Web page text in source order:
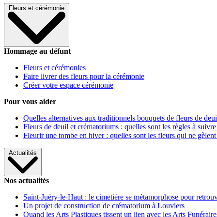
Fleurs et cérémonie
Hommage au défunt
Fleurs et cérémonies
Faire livrer des fleurs pour la cérémonie
Créer votre espace cérémonie
Pour vous aider
Quelles alternatives aux traditionnels bouquets de fleurs de
Fleurs de deuil et crématoriums : quelles sont les règles à
Fleurir une tombe en hiver : quelles sont les fleurs qui ne gèlent
Actualités
Nos actualités
Saint-Juéry-le-Haut : le cimetière se métamorphose pour
Un projet de construction de crématorium à Louviers
Quand les Arts Plastiques tissent un lien avec les Arts